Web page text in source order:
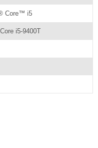
Core™ i5
i5-9400T